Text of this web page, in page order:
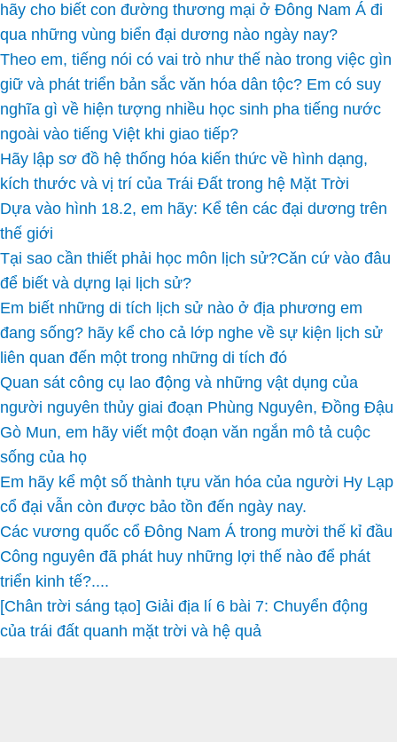
hãy cho biết con đường thương mại ở Đông Nam Á đi
qua những vùng biển đại dương nào ngày nay?
Theo em, tiếng nói có vai trò như thế nào trong việc gìn
giữ và phát triển bản sắc văn hóa dân tộc? Em có suy
nghĩa gì về hiện tượng nhiều học sinh pha tiếng nước
ngoài vào tiếng Việt khi giao tiếp?
Hãy lập sơ đồ hệ thống hóa kiến thức về hình dạng,
kích thước và vị trí của Trái Đất trong hệ Mặt Trời
Dựa vào hình 18.2, em hãy: Kể tên các đại dương trên
thế giới
Tại sao cần thiết phải học môn lịch sử?Căn cứ vào đâu
để biết và dựng lại lịch sử?
Em biết những di tích lịch sử nào ở địa phương em
đang sống? hãy kể cho cả lớp nghe về sự kiện lịch sử
liên quan đến một trong những di tích đó
Quan sát công cụ lao động và những vật dụng của
người nguyên thủy giai đoạn Phùng Nguyên, Đồng Đậu
Gò Mun, em hãy viết một đoạn văn ngắn mô tả cuộc
sống của họ
Em hãy kể một số thành tựu văn hóa của người Hy Lạp
cổ đại vẫn còn được bảo tồn đến ngày nay.
Các vương quốc cổ Đông Nam Á trong mười thế kỉ đầu
Công nguyên đã phát huy những lợi thế nào để phát
triển kinh tế?....
[Chân trời sáng tạo] Giải địa lí 6 bài 7: Chuyển động
của trái đất quanh mặt trời và hệ quả